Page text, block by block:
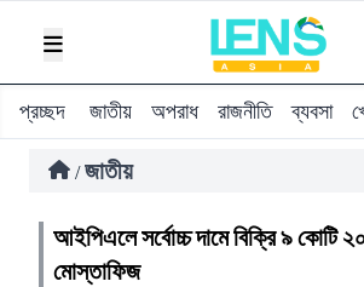
প্রচ্ছদ জাতীয় অপরাধ রাজনীতি ব্যবসা
/ জাতীয়
আইপিএলে সর্বোচ্চ দামে বিক্রি ৯ কোটি
মোস্তাফিজ